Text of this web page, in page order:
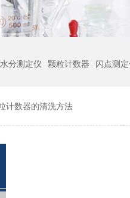
分测定仪 颗粒计数器 闪点测
计数器的清洗方法